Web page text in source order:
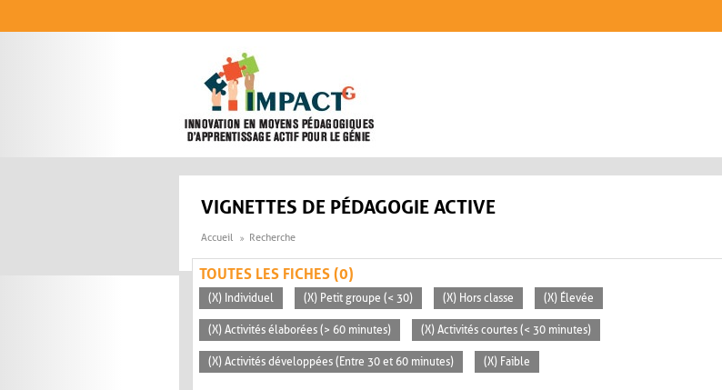
VIGNETTES DE PÉDAGOGIE ACTIVE
Accueil Recherche
TOUTES LES FICHES (0)
(X) Individuel (X) Petit groupe (< 30) (X) Hors classe (X) Élevée
(X) Activités élaborées (> 60 minutes) (X) Activités courtes (< 30 minutes)
(X) Activités développées (Entre 30 et 60 minutes) (X) Faible